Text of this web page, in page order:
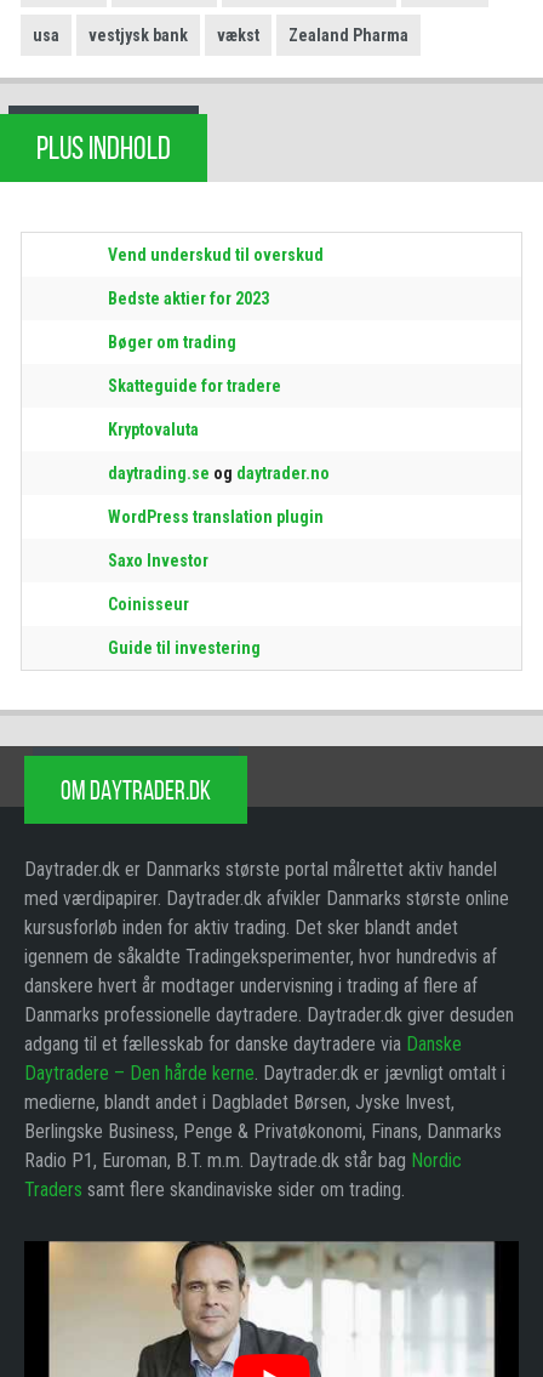
usa vestjysk bank vækst Zealand Pharma
PLUS INDHOLD
Vend underskud til overskud
Bedste aktier for 2023
Bøger om trading
Skatteguide for tradere
Kryptovaluta
daytrading.se og daytrader.no
WordPress translation plugin
Saxo Investor
Coinisseur
Guide til investering
OM DAYTRADER.DK
Daytrader.dk er Danmarks største portal målrettet aktiv handel
med værdipapirer. Daytrader.dk afvikler Danmarks største online
kursusforløb inden for aktiv trading. Det sker blandt andet
igennem de såkaldte Tradingeksperimenter, hvor hundredvis af
danskere hvert år modtager undervisning i trading af flere af
Danmarks professionelle daytradere. Daytrader.dk giver desuden
adgang til et fællesskab for danske daytradere via Danske
Daytradere – Den hårde kerne. Daytrader.dk er jævnligt omtalt i
medierne, blandt andet i Dagbladet Børsen, Jyske Invest,
Berlingske Business, Penge & Privatøkonomi, Finans, Danmarks
Radio P1, Euroman, B.T. m.m. Daytrade.dk står bag Nordic
Traders samt flere skandinaviske sider om trading.